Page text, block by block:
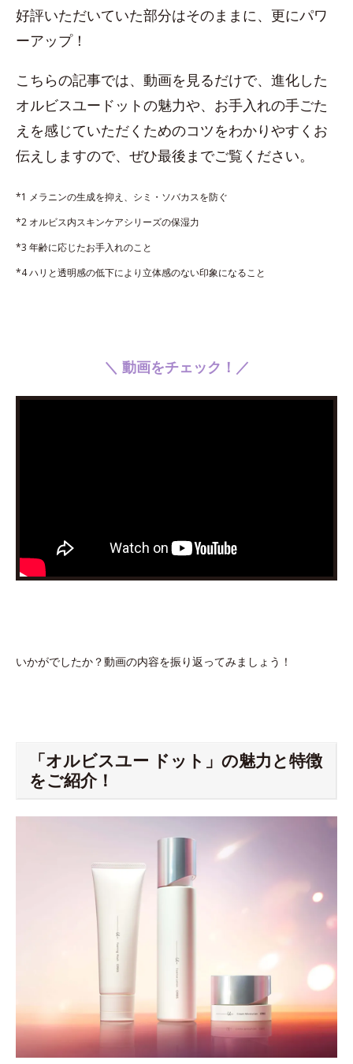
好評いただいていた部分はそのままに、更にパワ
ーアップ！
こちらの記事では、動画を見るだけで、進化した
オルビスユードットの魅力や、お手入れの手ごた
えを感じていただくためのコツをわかりやすくお
伝えしますので、ぜひ最後までご覧ください。
*1 メラニンの生成を抑え、シミ・ソバカスを防ぐ
*2 オルビス内スキンケアシリーズの保湿力
*3 年齢に応じたお手入れのこと
*4 ハリと透明感の低下により立体感のない印象になること
＼ 動画をチェック！／
いかがでしたか？動画の内容を振り返ってみましょう！
「オルビスユー ドット」の魅力と特徴
をご紹介！